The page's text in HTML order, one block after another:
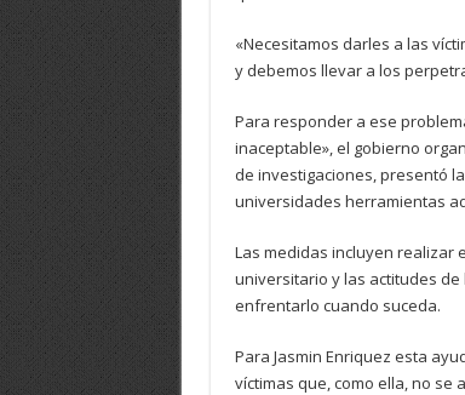
«Necesitamos darles a las
y debemos llevar a los
Para responder a ese
inaceptable», el gobierno
de investigaciones, presentó
universidades herramientas
Las medidas incluyen realizar
universitario y las actitudes
enfrentarlo cuando suceda.
Para Jasmin Enriquez esta
víctimas que, como ella, no se